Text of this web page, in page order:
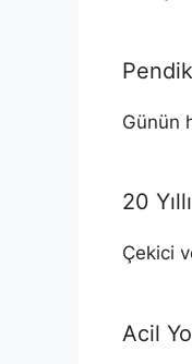
Günün
20
Çekici
Acil